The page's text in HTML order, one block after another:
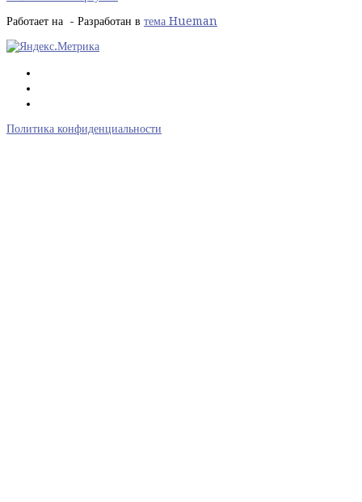
Работает на - Разработан в тема Hueman
Политика конфиденциальности